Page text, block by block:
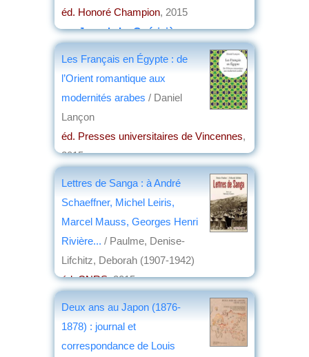
éd. Honoré Champion, 2015
parJean de La Guérivière
Les Français en Égypte : de
l’Orient romantique aux
modernités arabes / Daniel
Lançon
éd. Presses universitaires de Vincennes,
2015
Lettres de Sanga : à André
Schaeffner, Michel Leiris,
Marcel Mauss, Georges Henri
Rivière... / Paulme, Denise-
Lifchitz, Deborah (1907-1942)
éd. CNRS, 2015
Deux ans au Japon (1876-
1878) : journal et
correspondance de Louis